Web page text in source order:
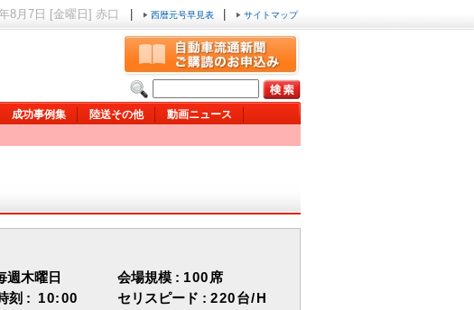
8月7日 [金曜日] 赤口 西暦元号早見表 サイトマップ
成功事例集 陸送その他
動画ニュース
週木曜日
刻 : 10:00
会場規模 : 100席
セリスピード : 220台/H